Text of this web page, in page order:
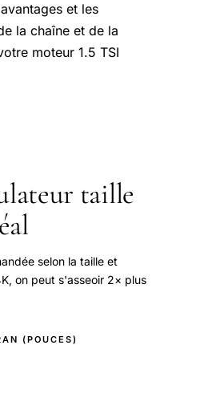
et les
la chaîne et de la
moteur 1.5 TSI
taille
selon la taille et
on peut s'asseoir 2× plus
(POUCES)